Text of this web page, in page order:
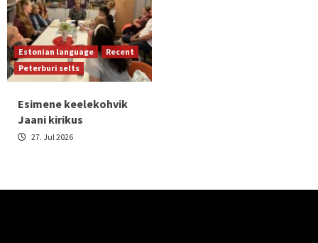
Estonian language
Recent
Peterburi selts
Esimene keelekohvik
Jaani kirikus
27. Jul 2026